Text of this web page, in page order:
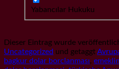
Yabancılar Hukuku
Dieser Eintrag wurde
Uncategorized und getaggt
bagkur dolar borclanması,